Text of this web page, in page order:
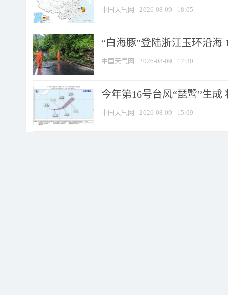
中国天气网 2026-08-09 18:05
“白海豚”登陆浙江玉环沿海
中国天气网 2026-08-09 17:30
今年第16号台风“琵鹭”生
中国天气网 2026-08-09 15:09